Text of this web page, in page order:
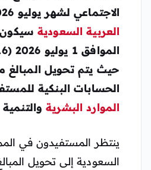
الاجتماعي لشهر يوليو 2026 في
العربية السعوديةسيكون
حيث يتم تحويل المبالغ
الحسابات البنكية
الموارد البشريةوالتنمية
ينتظر المستفيدون في
السعودية إلى تحويل